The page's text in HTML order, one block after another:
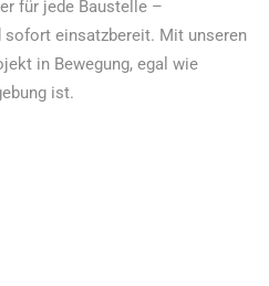
für jede Baustelle –
sofort einsatzbereit. Mit unseren
in Bewegung, egal wie
ist.